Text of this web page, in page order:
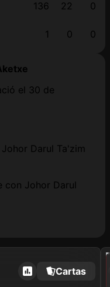
136 22 0
1 0 0
el 30 de
Darul Ta'zim
con Johor Darul
Cartas
2023